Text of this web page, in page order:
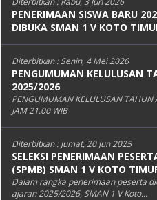
PENERIMAAN SISWA BARU
DIBUKA SMAN 1 V KOTO
Diterbitkan :Senin, 4 Mei 2026
PENGUMUMAN KELULUSAN
2025/2026
PENGUMUMAN KELULUSAN TAHUN
JAM 21.00 WIB
Diterbitkan :Jumat, 20 Jun 2025
SELEKSI PENERIMAAN
(SPMB) SMAN 1 V KOTO
Dalam rangka penerimaan peserta
ajaran 2025/2026, SMAN 1 V Koto...